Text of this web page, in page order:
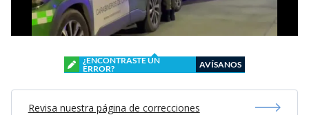
¿ENCONTRASTE UN
ERROR?
AVÍSANOS
Revisa nuestra página de correcciones